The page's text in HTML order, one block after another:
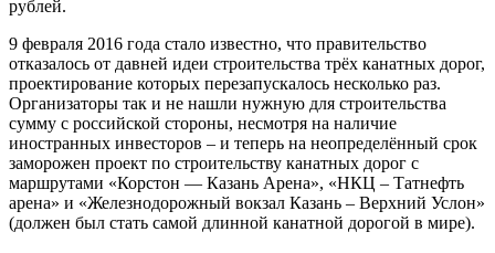
рублей.
9 февраля 2016 года стало известно, что правительство
отказалось от давней идеи строительства трёх канатных дорог,
проектирование которых перезапускалось несколько раз.
Организаторы так и не нашли нужную для строительства
сумму с российской стороны, несмотря на наличие
иностранных инвесторов – и теперь на неопределённый срок
заморожен проект по строительству канатных дорог с
маршрутами «Корстон — Казань Арена», «НКЦ – Татнефть
арена» и «Железнодорожный вокзал Казань – Верхний Услон»
(должен был стать самой длинной канатной дорогой в мире).